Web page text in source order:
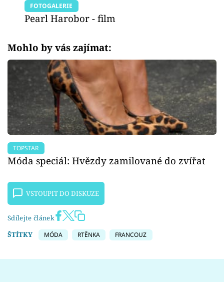
FOTOGALERIE
Pearl Harobor - film
Mohlo by vás zajímat:
TOPSTAR
Móda speciál: Hvězdy zamilované do zvířat
VSTOUPIT DO DISKUZE
Sdílejte článek
ŠTÍTKY
MÓDA RTĚNKA FRANCOUZ